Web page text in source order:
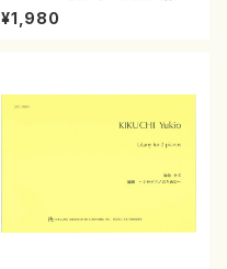
（箏/宮城道雄著・宮城宗家監修/
箏曲古典楽譜）
¥1,980